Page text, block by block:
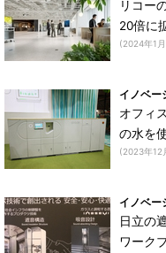
リコー
20倍に
(2024年1
イノベー
オフィ
の水を
(2023年12
イノベー
日立の
ワーク